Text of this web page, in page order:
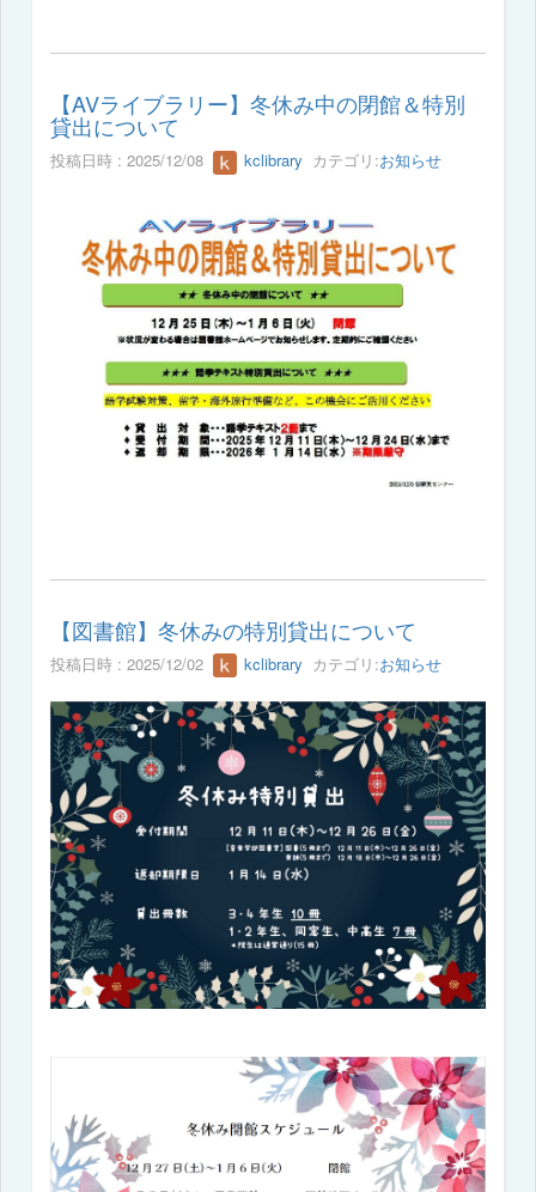
【AVライブラリー】冬休み中の閉館＆特別
貸出について
投稿日時 : 2025/12/08 kclibrary カテゴリ:お知らせ
【図書館】冬休みの特別貸出について
投稿日時 : 2025/12/02 kclibrary カテゴリ:お知らせ